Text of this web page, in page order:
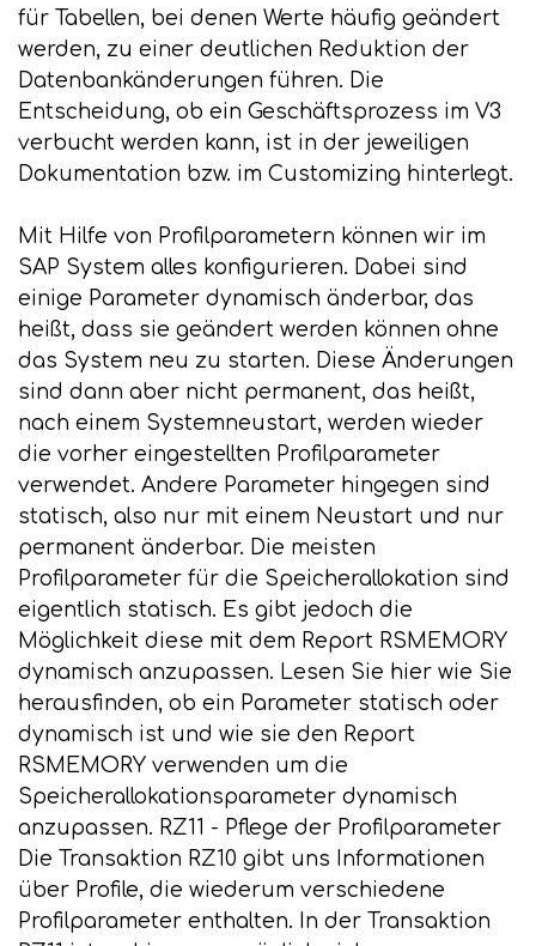
für Tabellen, bei denen Werte häufig geändert
werden, zu einer deutlichen Reduktion der
Datenbankänderungen führen. Die
Entscheidung, ob ein Geschäftsprozess im V3
verbucht werden kann, ist in der jeweiligen
Dokumentation bzw. im Customizing hinterlegt.
Mit Hilfe von Profilparametern können wir im
SAP System alles konfigurieren. Dabei sind
einige Parameter dynamisch änderbar, das
heißt, dass sie geändert werden können ohne
das System neu zu starten. Diese Änderungen
sind dann aber nicht permanent, das heißt,
nach einem Systemneustart, werden wieder
die vorher eingestellten Profilparameter
verwendet. Andere Parameter hingegen sind
statisch, also nur mit einem Neustart und nur
permanent änderbar. Die meisten
Profilparameter für die Speicherallokation sind
eigentlich statisch. Es gibt jedoch die
Möglichkeit diese mit dem Report RSMEMORY
dynamisch anzupassen. Lesen Sie hier wie Sie
herausfinden, ob ein Parameter statisch oder
dynamisch ist und wie sie den Report
RSMEMORY verwenden um die
Speicherallokationsparameter dynamisch
anzupassen. RZ11 - Pflege der Profilparameter
Die Transaktion RZ10 gibt uns Informationen
über Profile, die wiederum verschiedene
Profilparameter enthalten. In der Transaktion